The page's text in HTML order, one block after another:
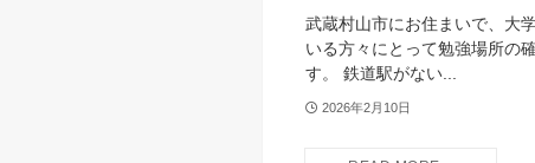
武蔵村山市にお住まいで、大
いる方々にとって勉強場所の
す。 鉄道駅がない...
2026年2月10日